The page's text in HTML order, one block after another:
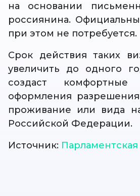
на основании
россиянина.
при этом не потребуется.
Срок действия таких
увеличить до одного
создаст
оформления
проживание или вида
Российской Федерации.
Источник: Парламентская